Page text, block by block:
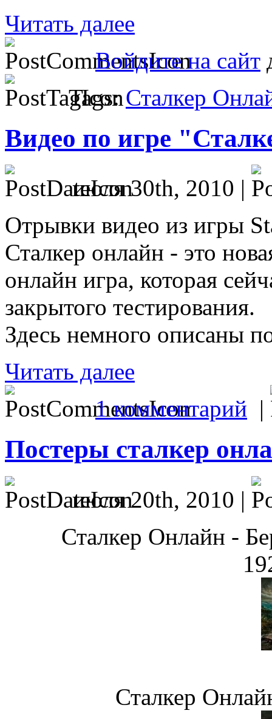
Читать далее
Войдите на сайт
Tags:Сталкер
Видео по игре
июля 30th, 2010 |
Отрывки видео из игры
Сталкер онлайн - это
онлайн игра, которая
закрытого тестирования.
Здесь немного описаны
Читать далее
1 комментарий |
Постеры сталкер
июля 20th, 2010 |
Сталкер Онлайн -
Сталкер